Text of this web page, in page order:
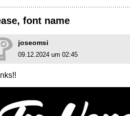
font name
joseomsi
09.12.2024 um 02:45